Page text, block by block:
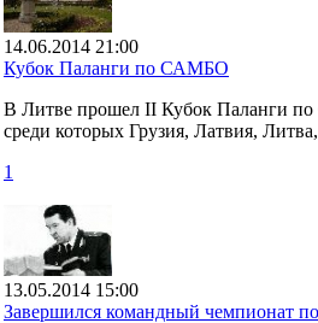
14.06.2014 21:00
Кубок Паланги по САМБО
В Литве прошел II Кубок Паланги
среди которых Грузия, Латвия,
1
13.05.2014 15:00
Завершился командный чемпионат